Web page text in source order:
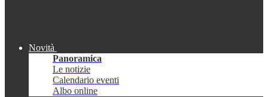
Novità
Panoramica
Le notizie
Calendario eventi
Albo online